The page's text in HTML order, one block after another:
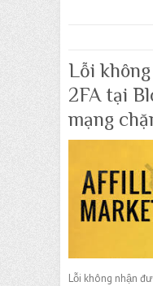
Lỗi
2FA tại
mạng
Lỗi không nhận